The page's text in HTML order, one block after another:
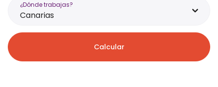
¿Dónde trabajas?
Canarias
Calcular